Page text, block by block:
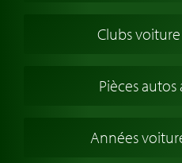
Voitures Anglaises
Voitures Allemandes
Voitures Suédoises
Clubs
Pièces
Années